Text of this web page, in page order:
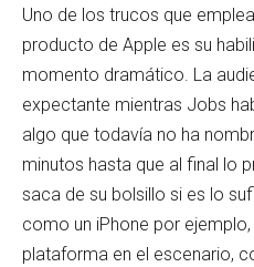
Uno de los trucos que
producto de Apple es su
momento dramático. La
expectante mientras Jobs
algo que todavía no ha
minutos hasta que al final lo
saca de su bolsillo si es lo
como un iPhone por
plataforma en el escenario,